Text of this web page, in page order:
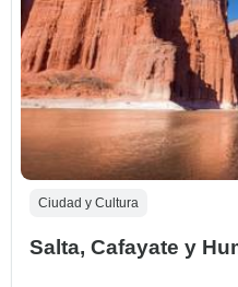
Ciudad y Cultura
Salta, Cafayate y